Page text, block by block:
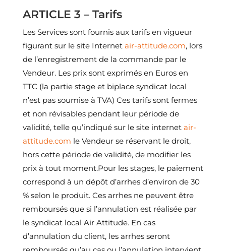
ARTICLE 3 – Tarifs
Les Services sont fournis aux tarifs en vigueur
figurant sur le site Internet air-attitude.com, lors
de l’enregistrement de la commande par le
Vendeur. Les prix sont exprimés en Euros en
TTC (la partie stage et biplace syndicat local
n’est pas soumise à TVA) Ces tarifs sont fermes
et non révisables pendant leur période de
validité, telle qu’indiqué sur le site internet air-
attitude.com le Vendeur se réservant le droit,
hors cette période de validité, de modifier les
prix à tout moment.Pour les stages, le paiement
correspond à un dépôt d’arrhes d’environ de 30
% selon le produit. Ces arrhes ne peuvent être
remboursés que si l’annulation est réalisée par
le syndicat local Air Attitude. En cas
d’annulation du client, les arrhes seront